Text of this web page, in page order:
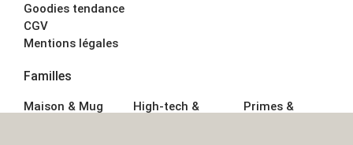
Goodies tendance
CGV
Mentions légales
Familles
Maison & Mug
High-tech &
Primes &